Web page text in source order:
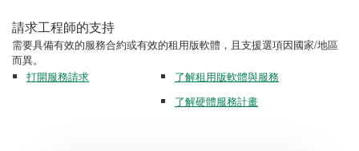
請求工程師的支持
需要具備有效的服務合約或有效的租用版軟體，且支援選項因國家/地區
而異。
打開服務請求
了解租用版軟體與服務
了解硬體服務計畫